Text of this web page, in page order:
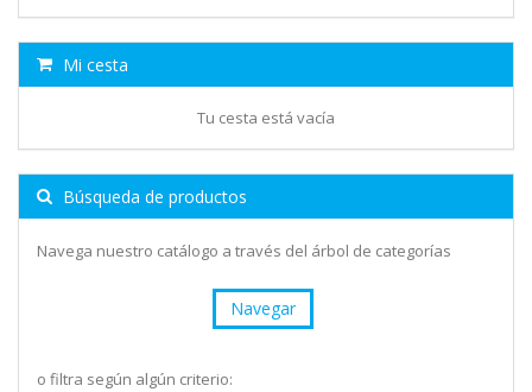
Mi cesta
Tu cesta está vacía
Búsqueda de productos
Navega nuestro catálogo a través del árbol de categorías
Navegar
o filtra según algún criterio: